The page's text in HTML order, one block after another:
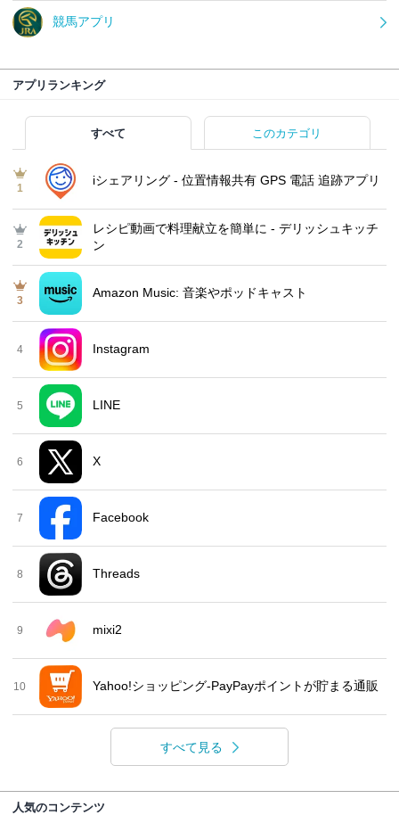
競馬アプリ
アプリランキング
すべて このカテゴリ
1
iシェアリング - 位置情報共有 GPS 電話 追跡アプリ
2
レシピ動画で料理献立を簡単‪に - デリッシュキッチ
ン
3
Amazon Music: 音楽やポッドキャスト
4 Instagram
5 LINE
6 X
7 Facebook
8 Threads
9 mixi2
10 Yahoo!ショッピング-PayPayポイントが貯まる通販
すべて見る
人気のコンテンツ